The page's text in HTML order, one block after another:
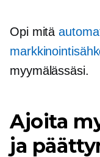
Opi mitä
myymälässäsi.
Ajoita
ja